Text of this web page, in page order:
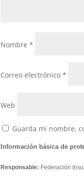
Nombre*
Correo electrónico*
Web
Guarda mi nombre,
Información básica de
Responsable: Federación